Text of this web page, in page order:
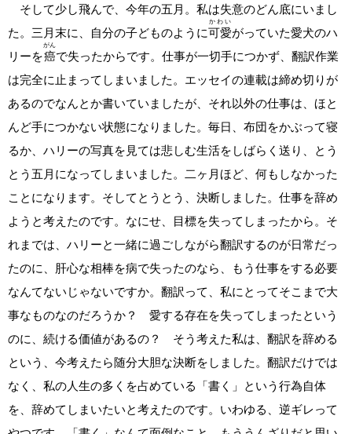
そして少し飛んで、今年の五月。私は失意のどん底にいまし
た。三月末に、自分の子どものように可愛
かわい
がっていた愛犬のハ
リーを癌
がん
で失ったからです。仕事が一切手につかず、翻訳作業
は完全に止まってしまいました。エッセイの連載は締め切りが
あるのでなんとか書いていましたが、それ以外の仕事は、ほと
んど手につかない状態になりました。毎日、布団をかぶって寝
るか、ハリーの写真を見ては悲しむ生活をしばらく送り、とう
とう五月になってしまいました。二ヶ月ほど、何もしなかった
ことになります。そしてとうとう、決断しました。仕事を辞め
ようと考えたのです。なにせ、目標を失ってしまったから。そ
れまでは、ハリーと一緒に過ごしながら翻訳するのが日常だっ
たのに、肝心な相棒を病で失ったのなら、もう仕事をする必要
なんてないじゃないですか。翻訳って、私にとってそこまで大
事なものなのだろうか？ 愛する存在を失ってしまったという
のに、続ける価値があるの？ そう考えた私は、翻訳を辞める
という、今考えたら随分大胆な決断をしました。翻訳だけでは
なく、私の人生の多くを占めている「書く」という行為自体
を、辞めてしまいたいと考えたのです。いわゆる、逆ギレって